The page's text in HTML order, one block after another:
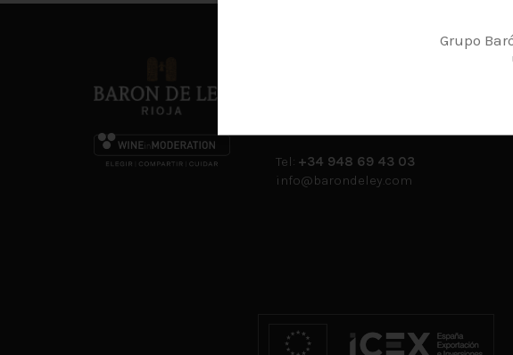
Tel: +34 948 69 43 03
info@barondeley.com
Grupo